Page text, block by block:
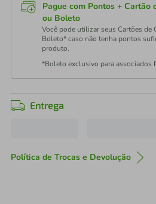
Pague com Pontos + Cartão
ou Boleto
Você pode utilizar seus Cartões de
Boleto* caso não tenha pontos
produto.
*Boleto exclusivo para associados
Entrega
Política de Trocas e Devolução